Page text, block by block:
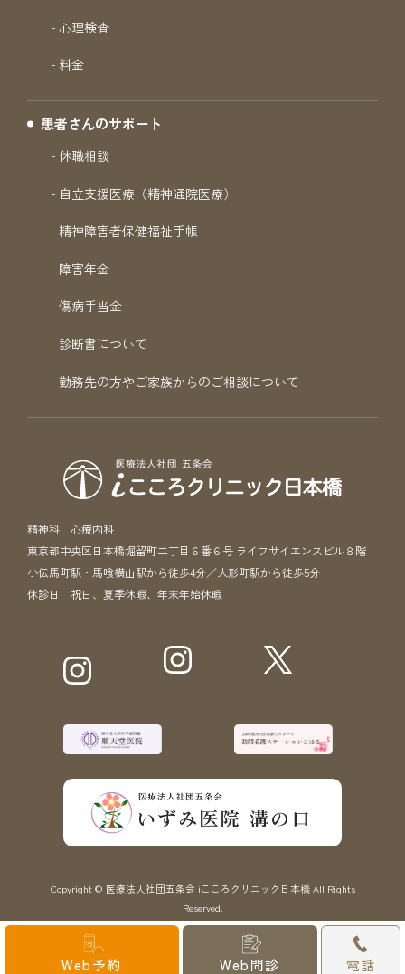
Web予約 Web問診 電話
心理検査
料金
患者さんのサポート
休職相談
自立支援医療（精神通院医療）
精神障害者保健福祉手帳
障害年金
傷病手当金
診断書について
勤務先の方やご家族からのご相談について
精神科 心療内科
東京都中央区日本橋堀留町二丁目６番６号 ライフサイエンスビル８階
小伝馬町駅・馬喰横山駅から徒歩4分／人形町駅から徒歩5分
休診日 祝日、夏季休暇、年末年始休暇
Copyright © 医療法人社団五条会 iこころクリニック日本橋 All Rights
Reserved.